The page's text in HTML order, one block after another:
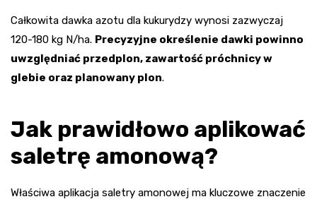
Całkowita dawka azotu dla kukurydzy wynosi zazwyczaj
120-180 kg N/ha. Precyzyjne określenie dawki powinno
uwzględniać przedplon, zawartość próchnicy w
glebie oraz planowany plon.
Jak prawidłowo aplikować
saletrę amonową?
Właściwa aplikacja saletry amonowej ma kluczowe znaczenie